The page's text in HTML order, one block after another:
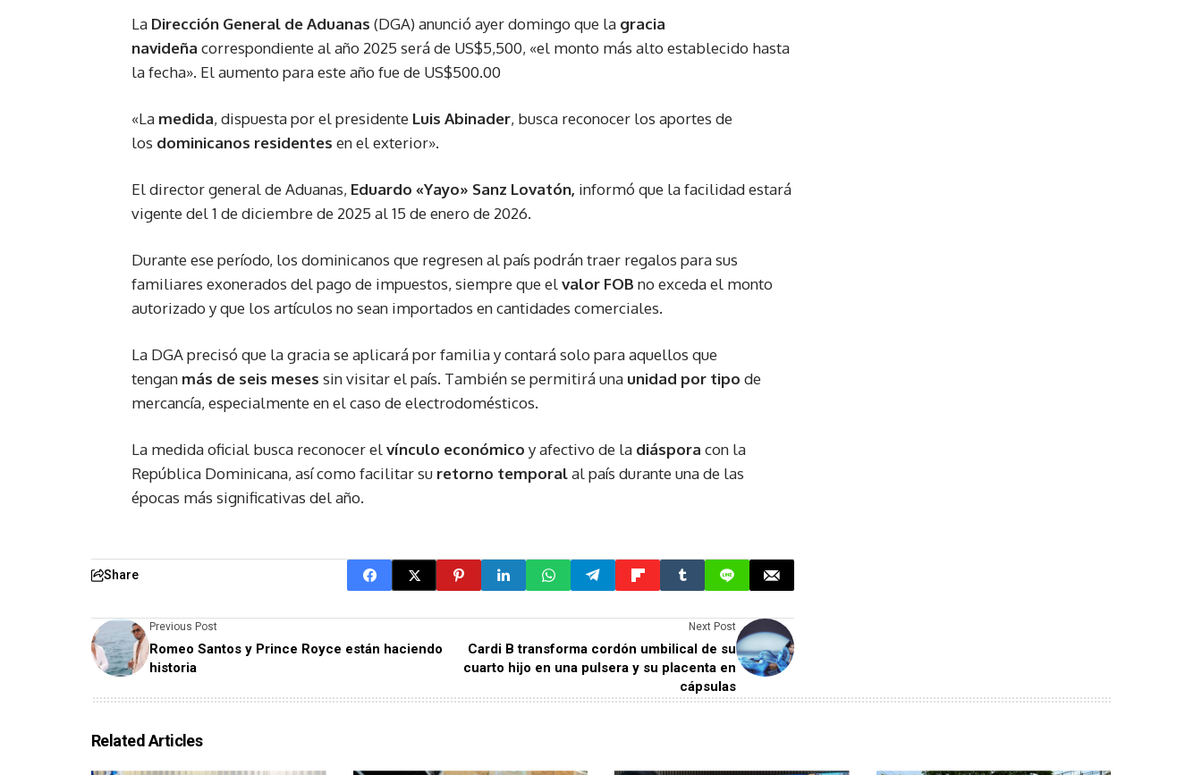
La Dirección General de Aduanas (DGA) anunció ayer domingo que la gracia
navideña correspondiente al año 2025 será de US$5,500, «el monto más alto establecido hasta
la fecha». El aumento para este año fue de US$500.00
«La medida, dispuesta por el presidente Luis Abinader, busca reconocer los aportes de
los dominicanos residentes en el exterior».
El director general de Aduanas, Eduardo «Yayo» Sanz Lovatón, informó que la facilidad estará
vigente del 1 de diciembre de 2025 al 15 de enero de 2026.
Durante ese período, los dominicanos que regresen al país podrán traer regalos para sus
familiares exonerados del pago de impuestos, siempre que elvalor FOB no exceda el monto
autorizado y que los artículos no sean importados en cantidades comerciales.
La DGA precisó que la gracia se aplicará por familia y contará solo para aquellos que
tengan más de seis meses sin visitar el país. También se permitirá una unidad por tipo de
mercancía, especialmente en el caso de electrodomésticos.
La medida oficial busca reconocer elvínculo económico y afectivo de la diáspora con la
República Dominicana, así como facilitar su retorno temporalal país durante una de las
épocas más significativas del año.
Share
Previous Post
Romeo Santos y Prince Royce están haciendo
historia
Next Post
Cardi B transforma cordón umbilical de su
cuarto hijo en una pulsera y su placenta en
cápsulas
Related Articles